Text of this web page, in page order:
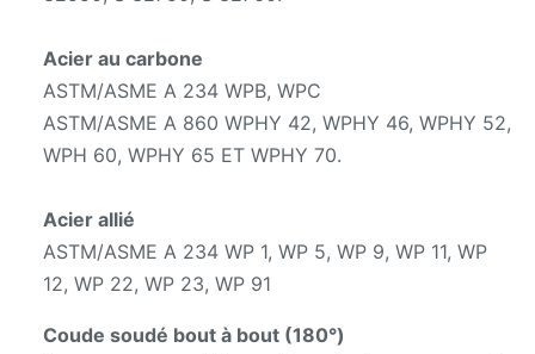
Acier au carbone
ASTM/ASME A 234 WPB, WPC
ASTM/ASME A 860 WPHY 42, WPHY 46, WPHY 52,
WPH 60, WPHY 65 ET WPHY 70.
Acier allié
ASTM/ASME A 234 WP 1, WP 5, WP 9, WP 11, WP
12, WP 22, WP 23, WP 91
Coude soudé bout à bout (180°)